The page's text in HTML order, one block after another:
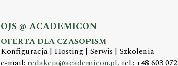
OJS @ ACADEMICON
OFERTA DLA CZASOPISM
Konfiguracja | Hosting | Serwis | Szkolenia
e-mail: redakcja@academicon.pl, tel.: +48 603 072